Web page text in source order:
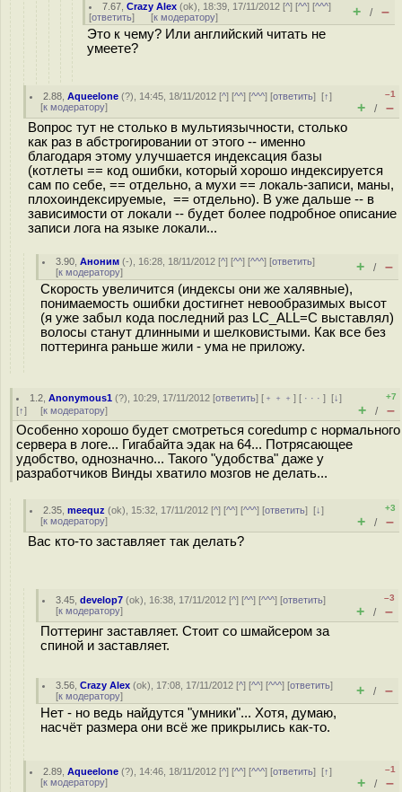
7.67 ,Crazy Alex (ok), 18:39, 17/11/2012 [^] [^^] [^^^]
[ответить] [к модератору] + / –
Это к чему? Или английский читать не
умеете?
2.88 ,Aqueelone (?), 14:45, 18/11/2012 [^] [^^] [^^^] [ответить][↑]
[к модератору]
–1
+ / –
Вопрос тут не столько в мультиязычности, столько
как раз в абстрогировании от этого -- именно
благодаря этому улучшается индексация базы
(котлеты == код ошибки, который хорошо индексируется
сам по себе, == отдельно, а мухи == локаль-записи, маны,
плохоиндексируемые, == отдельно). В уже дальше -- в
зависимости от локали -- будет более подробное описание
записи лога на языке локали...
3.90 ,Аноним (-), 16:28, 18/11/2012 [^] [^^] [^^^] [ответить]
[к модератору] + / –
Скорость увеличится (индексы они же халявные),
понимаемость ошибки достигнет невообразимых высот
(я уже забыл кода последний раз LC_ALL=C выставлял)
волосы станут длинными и шелковистыми. Как все без
поттеринга раньше жили - ума не приложу.
1.2 ,Anonymous1 (?), 10:29, 17/11/2012 [ответить] [ ﹢﹢﹢] [ · · ·][↓]
[↑] [к модератору]
+7
+ / –
Особенно хорошо будет смотреться coredump с нормального
сервера в логе... Гигабайта эдак на 64... Потрясающее
удобство, однозначно... Такого "удобства" даже у
разработчиков Винды хватило мозгов не делать...
2.35 ,meequz (ok), 15:32, 17/11/2012 [^] [^^] [^^^] [ответить][↓]
[к модератору]
+3
+ / –
Вас кто-то заставляет так делать?
3.45 ,develop7 (ok), 16:38, 17/11/2012 [^] [^^] [^^^] [ответить]
[к модератору]
–3
+ / –
Поттеринг заставляет. Стоит со шмайсером за
спиной и заставляет.
3.56 ,Crazy Alex (ok), 17:08, 17/11/2012 [^] [^^] [^^^] [ответить]
[к модератору] + / –
Нет - но ведь найдутся "умники"... Хотя, думаю,
насчёт размера они всё же прикрылись как-то.
2.89 ,Aqueelone (?), 14:46, 18/11/2012 [^] [^^] [^^^] [ответить][↑]
[к модератору]
–1
+ / –